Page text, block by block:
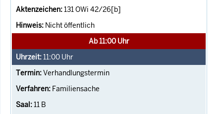
131 OWi 42/26[b]
Nicht öffentlich
Ab 11:00 Uhr
11:00 Uhr
Verhandlungstermin
Familiensache
11 B